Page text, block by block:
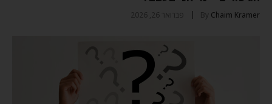
By Chaim Kramer פברואר 26, 2026